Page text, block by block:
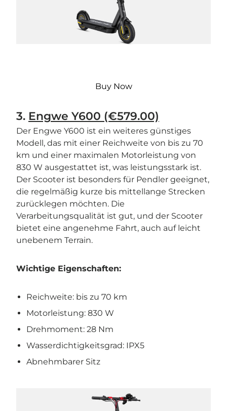
Buy Now
3. Engwe Y600 (€579.00)
Der Engwe Y600 ist ein weiteres günstiges
Modell, das mit einer Reichweite von bis zu 70
km und einer maximalen Motorleistung von
830 W ausgestattet ist, was leistungsstark ist.
Der Scooter ist besonders für Pendler geeignet,
die regelmäßig kurze bis mittellange Strecken
zurücklegen möchten. Die
Verarbeitungsqualität ist gut, und der Scooter
bietet eine angenehme Fahrt, auch auf leicht
unebenem Terrain.
Wichtige Eigenschaften:
Reichweite: bis zu 70 km
Motorleistung: 830 W
Drehmoment: 28 Nm
Wasserdichtigkeitsgrad: IPX5
Abnehmbarer Sitz